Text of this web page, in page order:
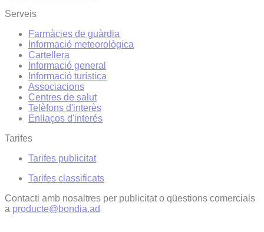
Serveis
Farmàcies de guàrdia
Informació meteorològica
Cartellera
Informació general
Informació turística
Associacions
Centres de salut
Telèfons d'interès
Enllaços d'interés
Tarifes
Tarifes publicitat
Tarifes classificats
Contacti amb nosaltres per publicitat o qüestions comercials
a producte@bondia.ad